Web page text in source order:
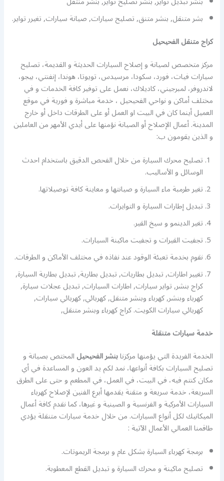
بشر متنقل, بنشر متنق, تصليح سيارات, صيانة سيارات, تغيرر تواير.
كراج متنقل الفحيحيل
مركز متخصص لصيانة و إصلاح السيارات الحديثة و القديمة، تصليح
سيارات فيات، فورد، سكودا، مرسيدس، تويوتا، هوندا، إنفنتي، بيجو،
لاندروفر، لمبرجيني، كاديلاك، نعمل على توفير كافة الخدمات و في
مختلف أماكن و نواحي الفحيحيل ، خدمة مباشرة و فورية في موقع
العميل أينما كان في البيت او العمل أو على الطرقات داخل أو خارج
المدينة. أعمال الإصلاح أو الصيانة نؤمنها على أيدي الأمهر من العاملين
و الذين يقومون ب:
تصليح محرك السيارة من خلال الفحص الدقيق باستخدام احدث
الوسائل و الأساليب.
تغير طرمبة ماء السيارة و صيانتها و معاينة كافة توصيلاتها.
تبديل إطارات السيارة و التوايرات.
تغير الدينمو و سيخ القير.
تجفيت القيرات و تجفيت ماكينة السيارات.
نقوم بخدمة تعبئة الوقود عند نفاذه في مختلف الأماكن و الطرقات.
تغيير اطارات, تبديل بطاريات, تبديل بطارية, تبديل بطارية السيارة,
كراج بنشر, تواير سيارات, اطارات السيارات, تبديل عجلات سيارة,
كهرباء وبنشر, كهرباء وبنشر متنقل, كهربائي, كهربائي سيارات,
كهربائي سيارات الكويت. كراج كهرباء وبنشر متنقل,
خدمة سيارات متنقلة
الخدمة الفريدة التي يؤمنها مركزنابنشر الفحيحيلالمختص بصيانة و
تصليح السيارات بكافة أنواعها، نمد لكم يد العون و المساعدة في أي
مكان كنتم فيه، في البيت، في العمل، في المطعم و حتى على الطرق
السريعة، خدمة سريعة و متقنة يقدمها أبرع الفنين لإصلاح كهرباء
السيارات الأمركية و الفرنسية و الصينية و غيرها، كما نقدم كافة أعمال
الميكانيك لكل أنواع السيارات. من خلال خدمة سيارات متنقلة يؤدي
طاقمنا العمالي الأعمال الآتية :
برمجة كهرباء السيارة بشكل عام و برمجة الريموتات.
تصليح ماكينة و محرك السيارة و تبديل القطع المعطوبة.